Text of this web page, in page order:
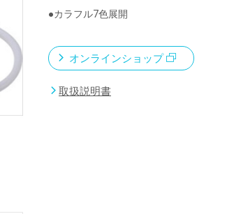
●カラフル7色展開
オンラインショップ
取扱説明書